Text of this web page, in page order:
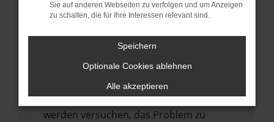
Veraltete Software birgt nicht nur ein
Sicherheitsrisiko, sondern kann auch dazu
führen, dass bestimmte Funktionen nicht
mehr unterstützt werden.
Wende dich an den Webseitenbetreiber.
Wenn du alle oben genannten Schritte
versucht hast, kontaktiere uns bitte. Wir
werden versuchen, das Problem zu
Sie auf anderen Webseiten zu verfolgen und um Anzeigen
zu schalten, die für Ihre Interessen relevant sind.
Speichern
Optionale Cookies ablehnen
Alle akzeptieren